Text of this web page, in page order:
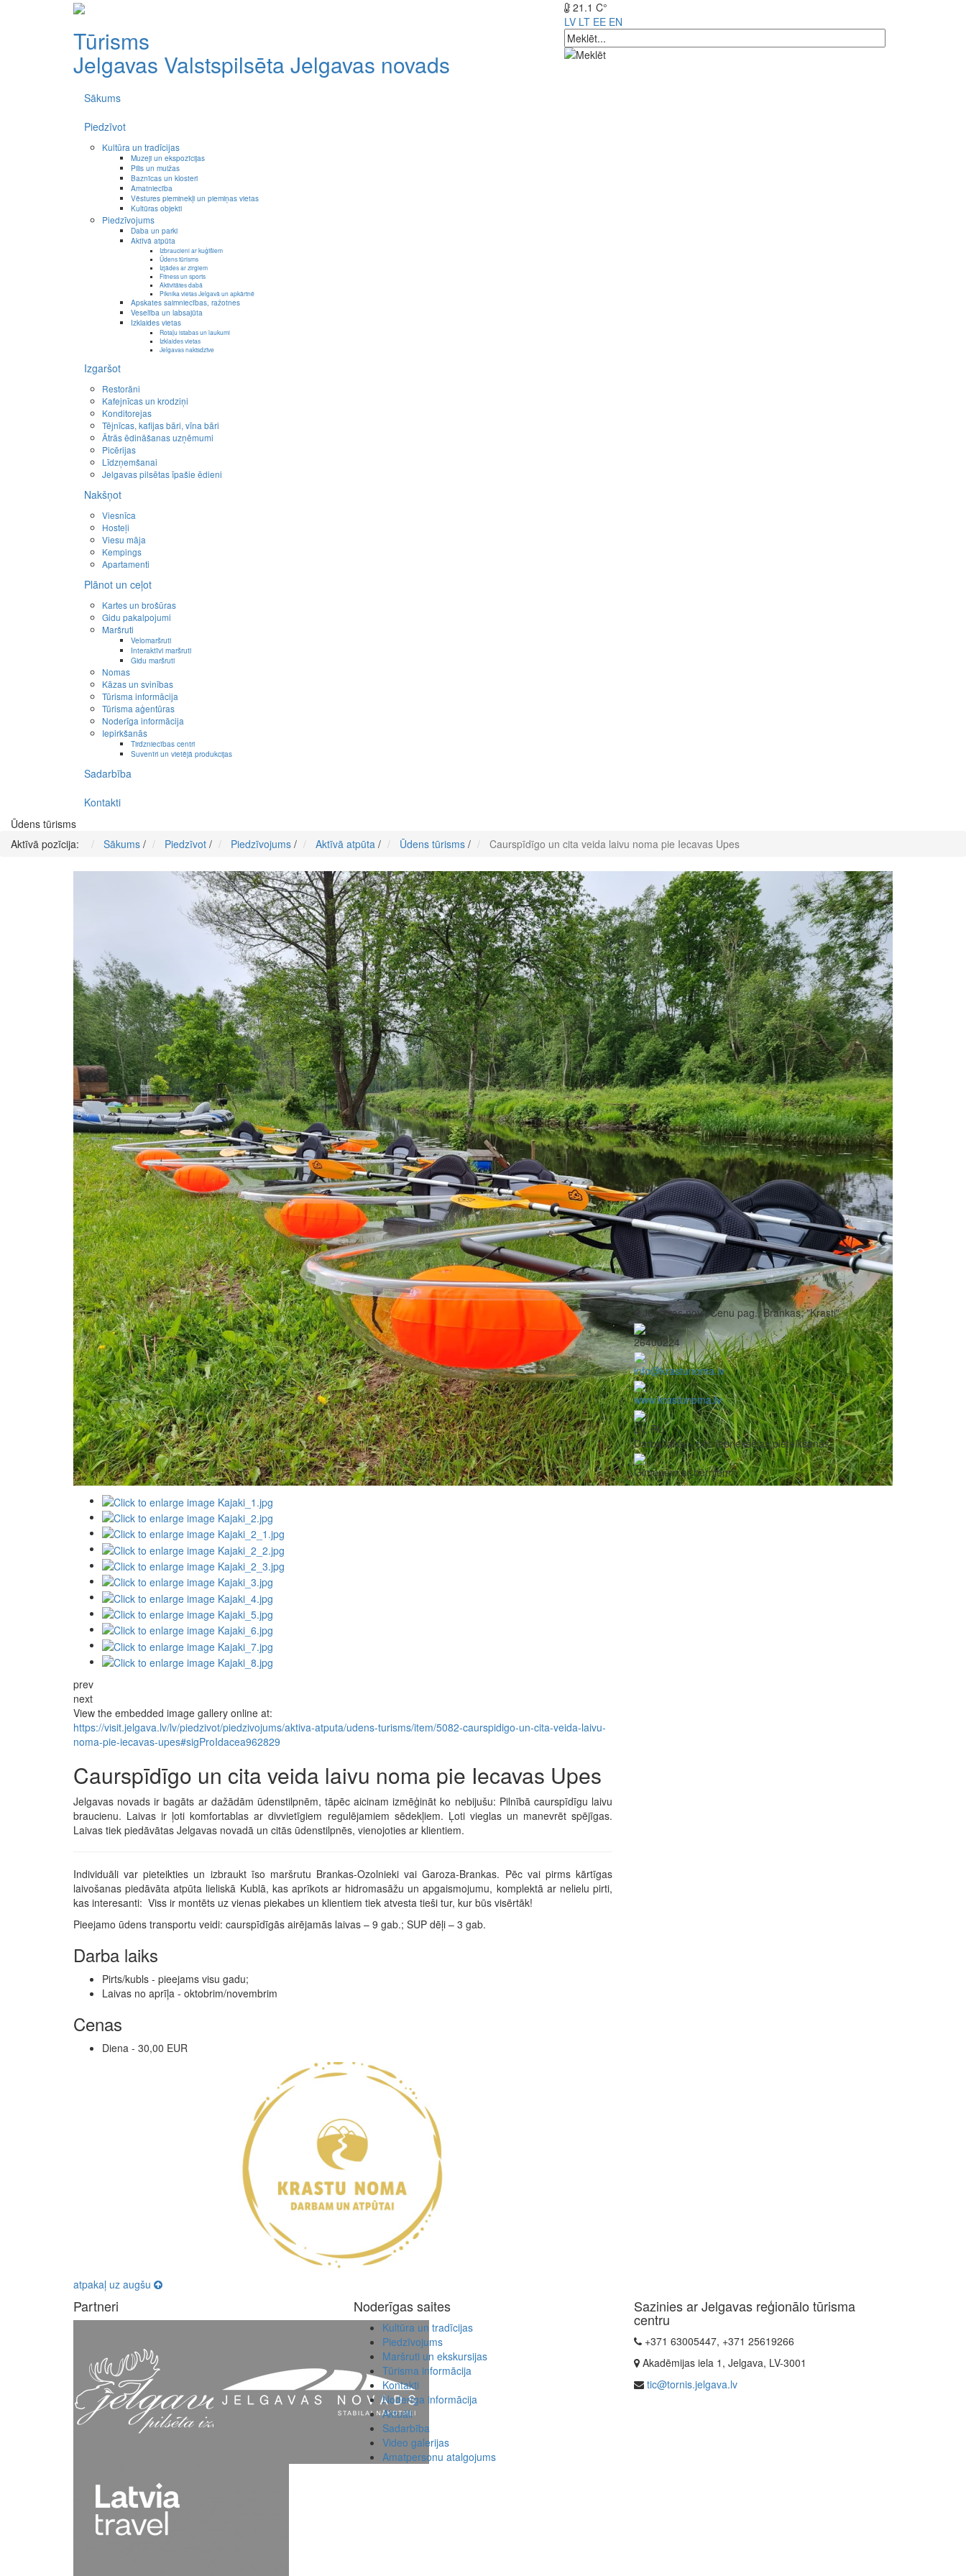
Tūrisms
Jelgavas Valstspilsēta Jelgavas novads
21.1 C°
LV LT EE EN
Sākums
Piedzīvot
Kultūra un tradīcijas
Muzeji un ekspozīcijas
Pilis un muižas
Baznīcas un klosteri
Amatniecība
Vēstures pieminekļi un piemiņas vietas
Kultūras objekti
Piedzīvojums
Daba un parki
Aktīvā atpūta
Izbraucieni ar kuģīšiem
Ūdens tūrisms
Izjādes ar zirgiem
Fitness un sports
Aktivitātes dabā
Piknika vietas Jelgavā un apkārtnē
Apskates saimniecības, ražotnes
Veselība un labsajūta
Izklaides vietas
Rotaļu istabas un laukumi
Izklaides vietas
Jelgavas naktsdzīve
Izgaršot
Restorāni
Kafejnīcas un krodziņi
Konditorejas
Tējnīcas, kafijas bāri, vīna bāri
Ātrās ēdināšanas uzņēmumi
Picērijas
Līdzņemšanai
Jelgavas pilsētas īpašie ēdieni
Nakšņot
Viesnīca
Hosteļi
Viesu māja
Kempings
Apartamenti
Plānot un ceļot
Kartes un brošūras
Gidu pakalpojumi
Maršruti
Velomaršruti
Interaktīvi maršruti
Gidu maršruti
Nomas
Kāzas un svinības
Tūrisma informācija
Tūrisma aģentūras
Noderīga informācija
Iepirkšanās
Tirdzniecības centri
Suvenīri un vietējā produkcijas
Sadarbība
Kontakti
Ūdens tūrisms
Aktīvā pozīcija:
Sākums / Piedzīvot / Piedzīvojums / Aktīvā atpūta / Ūdens tūrisms / Caurspīdīgo un cita veida laivu noma pie Iecavas Upes
prev
next
View the embedded image gallery online at:
https://visit.jelgava.lv/lv/piedzivot/piedzivojums/aktiva-atputa/udens-turisms/item/5082-caurspidigo-un-cita-veida-laivu-
noma-pie-iecavas-upes#sigProIdacea962829
Caurspīdīgo un cita veida laivu noma pie Iecavas Upes
Jelgavas novads ir bagāts ar dažādām ūdenstilpnēm, tāpēc aicinam izmēģināt ko nebijušu: Pilnībā caurspīdīgu laivu
braucienu. Laivas ir ļoti komfortablas ar divvietīgiem regulējamiem sēdekļiem. Ļoti vieglas un manevrēt spējīgas.
Laivas tiek piedāvātas Jelgavas novadā un citās ūdenstilpnēs, vienojoties ar klientiem.
Individuāli var pieteikties un izbraukt īso maršrutu Brankas-Ozolnieki vai Garoza-Brankas. Pēc vai pirms kārtīgas
laivošanas piedāvāta atpūta lieliskā Kublā, kas aprīkots ar hidromasāžu un apgaismojumu, komplektā ar nelielu pirti,
kas interesanti: Viss ir montēts uz vienas piekabes un klientiem tiek atvesta tieši tur, kur būs visērtāk!
Pieejamo ūdens transportu veidi: caurspīdīgās airējamās laivas – 9 gab.; SUP dēļi – 3 gab.
Darba laiks
Pirts/kubls - pieejams visu gadu;
Laivas no aprīļa - oktobrim/novembrim
Cenas
Diena - 30,00 EUR
atpakaļ uz augšu
Jelgavas nov., Cenu pag., Brankas, "Krasti"
26400224
info@krastunoma.lv
www.krastunoma.lv
LV, RU
Darba laiks – pēc iepriekšējas pieteikšanās
Ģimenēm ar bērniem
Partneri Noderīgas saites
Kultūra un tradīcijas
Piedzīvojums
Maršruti un ekskursijas
Tūrisma informācija
Kontakti
Noderīga informācija
Aktuāli
Sadarbība
Video galerijas
Amatpersonu atalgojums
Sazinies ar Jelgavas reģionālo tūrisma
centru
+371 63005447, +371 25619266
Akadēmijas iela 1, Jelgava, LV-3001
tic@tornis.jelgava.lv